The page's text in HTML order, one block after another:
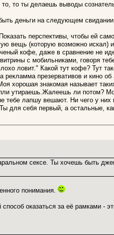
то, то ты делаешь выводы
деньги на следующем
перспективы, чтобы ей
вещь (которую возможно искал)
кофе, даже в сравнение не
с мобильниками, говоря
ловит." Какой тут кофе? Тут
презервативов и кино
хорошая знакомая называет
утираешь.Жалеешь ли потом?
тебе лапшу вешают. Ни чего у них
для себя первый, а остальные,
сексе. Ты хочешь быть
понимания.
оказаться за её рамками -